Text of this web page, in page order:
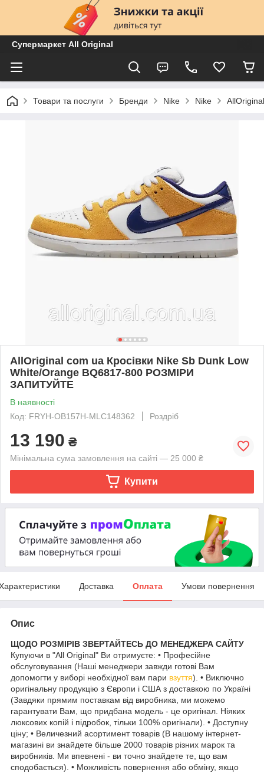
Супермаркет All Original
Товари та послуги Бренди Nike Nike
AllOriginal com ua Кросівки Nike Sb Dunk Low
White/Orange BQ6817-800 РОЗМІРИ
ЗАПИТУЙТЕ
В наявності
Код: FRYH-OB157H-MLC148362
Роздріб
13 190 ₴
Мінімальна сума замовлення на сайті — 25 000 ₴
Купити
Доставка Оплата Умови повернення
Опис
ЩОДО РОЗМІРІВ ЗВЕРТАЙТЕСЬ ДО МЕНЕДЖЕРА САЙТУ
Купуючи в "All Original" Ви отримуєте: • Професійне
обслуговування (Наші менеджери завжди готові Вам
допомогти у виборі необхідної вам пари взуття). • Виключно
оригінальну продукцію з Європи і США з доставкою по Україні
(Завдяки прямим поставкам від виробника, ми можемо
гарантувати Вам, що придбана модель - це оригінал. Ніяких
люксових копій і підробок, тільки 100% оригінали). • Доступну
ціну; • Величезний асортимент товарів (В нашому інтернет-
магазині ви знайдете більше 2000 товарів різних марок та
виробників. Ми впевнені - ви точно знайдете те, що вам
сподобається). • Можливість повернення або обміну, якщо